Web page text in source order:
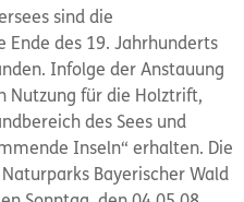
sind die
Ende des 19. Jahrhunderts
Infolge der Anstauung
Nutzung für die Holztrift,
des Sees und
Inseln“ erhalten. Die
Bayerischer Wald